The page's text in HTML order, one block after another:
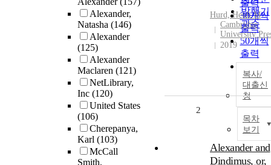
Alexander,
Natasha (146)
Alexander
(125)
Alexander
Maclaren (121)
NetLibrary,
Inc (120)
United States
(106)
Cherepanya,
Karl (103)
McCall
Smith,
발행기
관순
출력
30개씩
출력
50개씩
출력
출력
Hurd, Heidi M
Cambridge
University
2019
복사/
대출신
청
목차
보기
2
Alexander and
Dindimus, or,